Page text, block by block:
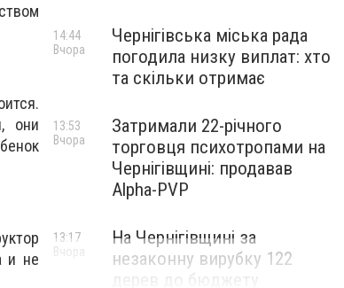
они
и не
Чернігівська міська рада
погодила низку виплат: хто
та скільки отримає
14:44
Вчора
Затримали 22-річного
торговця психотропами на
Чернігівщині: продавав
Alpha-PVP
13:53
Вчора
На Чернігівщині за
незаконну вирубку 122
дерев до бюджету
13:17
Вчора